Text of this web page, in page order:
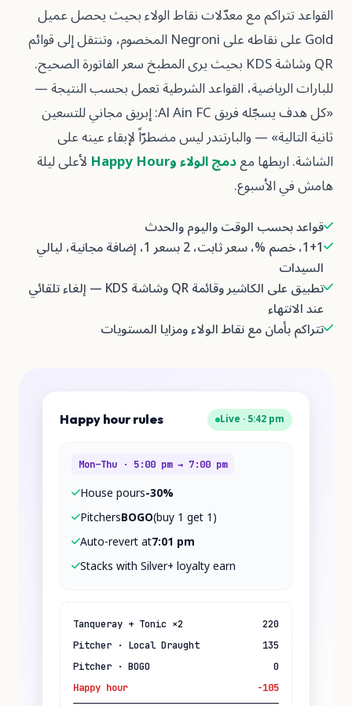
مع معدّلات نقاط الولاء بحيث يحصل عميل
Gold على نقاطه على Negroni المخصوم، وتنتقل إلى قوائم
QR وشاشة KDS بحيث يرى المطبخ سعر الفاتورة الصحيح.
القواعد الشرطية تعمل بحسب النتيجة —
«كل هدف يسجّله فريق Al Ain FC: إبريق مجاني للتسعين
— والبارتندر ليس مضطرّاً لإبقاء عينه على
معدمج الولاء وHappy Hour
لأعلى ليلة
الوقت واليوم والحدث
1+1، خصم %، سعر ثابت، 2 بسعر 1، إضافة مجانية، ليالي
تطبيق على الكاشير وقائمة QR وشاشة KDS — إلغاء تلقائي
مع نقاط الولاء ومزايا المستويات
Happy hour rules Live · 5:42
Mon–Thu · 5:00 pm → 7:00 pm
House pours
PitchersBOGO
Auto-revert at
Stacks with Silver+ loyalty earn
Tanqueray + Tonic ×2
Pitcher · Local Draught
Pitcher · BOGO